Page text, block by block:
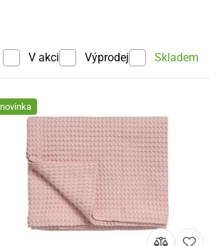
V akci Výprodej Skladem
novinka